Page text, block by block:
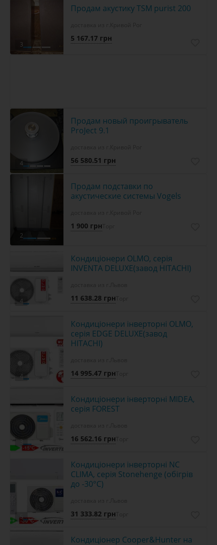
3
Продам акустику TSM purist 200
5 167.17 грн
4
Продам новый проигрыватель
ProJect 9.1
56 580.51 грн
2
Продам подставки по
акустические системы Vogels
1 900 грн
4
Кондиціонери OLMO, серія
INVENTA DELUXE(завод HITACHI)
11 638.28 грн
4
Кондиціонери інверторні OLMO,
серія EDGE DELUXE(завод
HITACHI)
14 995.47 грн
3
Кондиціонери інверторні MIDEA,
серія FOREST
16 562.16 грн
5
Кондиціонери інверторні NC
CLIMA, серія Stonehenge (обігрів
до -30°C)
31 333.82 грн
Кондиціонер Cooper&Hunter на